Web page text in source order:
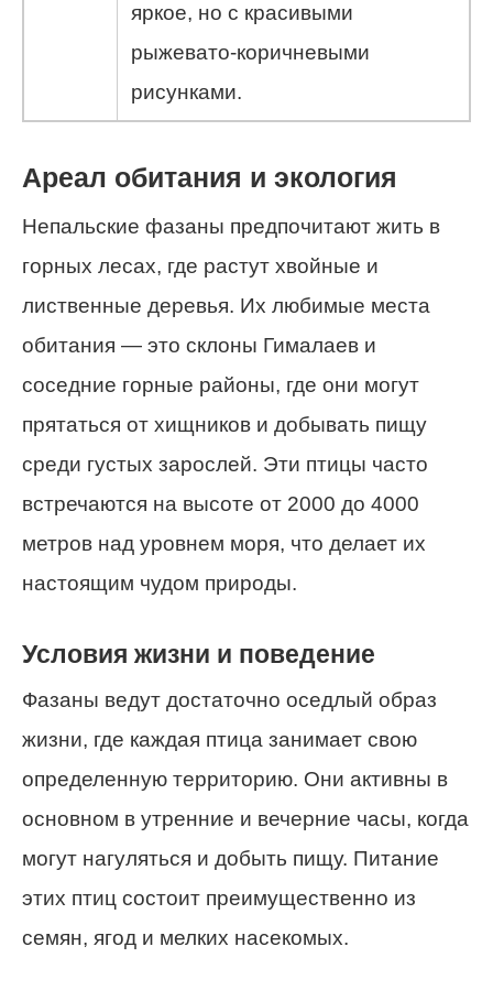
яркое, но с красивыми
рыжевато-коричневыми
рисунками.
Ареал обитания и экология
Непальские фазаны предпочитают жить в
горных лесах, где растут хвойные и
лиственные деревья. Их любимые места
обитания — это склоны Гималаев и
соседние горные районы, где они могут
прятаться от хищников и добывать пищу
среди густых зарослей. Эти птицы часто
встречаются на высоте от 2000 до 4000
метров над уровнем моря, что делает их
настоящим чудом природы.
Условия жизни и поведение
Фазаны ведут достаточно оседлый образ
жизни, где каждая птица занимает свою
определенную территорию. Они активны в
основном в утренние и вечерние часы, когда
могут нагуляться и добыть пищу. Питание
этих птиц состоит преимущественно из
семян, ягод и мелких насекомых.